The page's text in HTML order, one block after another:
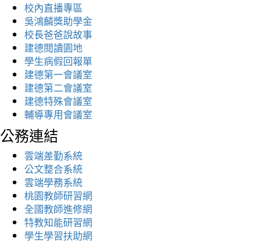
校內直播專區
吳鴻麟獎助學金
校長爸爸說故事
建德閱讀園地
學生病假回報單
建德第一會議室
建德第二會議室
建德特殊會議室
輔導專用會議室
公務連結
雲端差勤系統
公文整合系統
雲端學務系統
桃園教師研習網
全國教師進修網
特教知能研習網
學生學習扶助網